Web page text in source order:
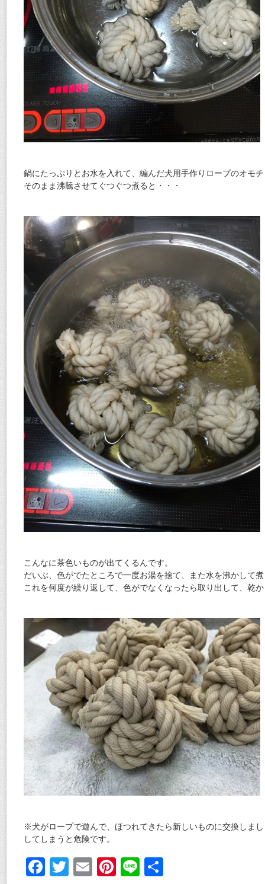
鍋にたっぷりとお水を入れて、編んだ犬用手作りロープのオモ
そのまま沸騰させてぐつぐつ煮ると・・・
こんなに茶色いものが出てくるんです。
だいぶ、色がでたところで一度お湯を捨て、また水を沸かして
これを何度が繰り返して、色がでなくなったら取り出して、乾
※犬がロープで遊んで、ほつれてきたら新しいものに交換しま
してしまうと危険です。
F T E Pi Li